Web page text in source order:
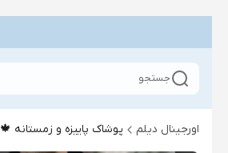
جستجو
اورجینال دیلم پوشاک پاییزه و زمستانه 🍁